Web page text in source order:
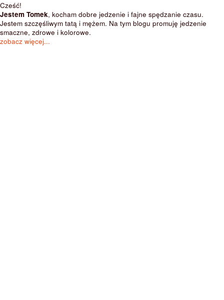
Cześć!
Jestem Tomek, kocham dobre jedzenie i fajne spędzanie czasu.
Jestem szczęśliwym tatą i mężem. Na tym blogu promuję jedzenie
smaczne, zdrowe i kolorowe.
zobacz więcej...